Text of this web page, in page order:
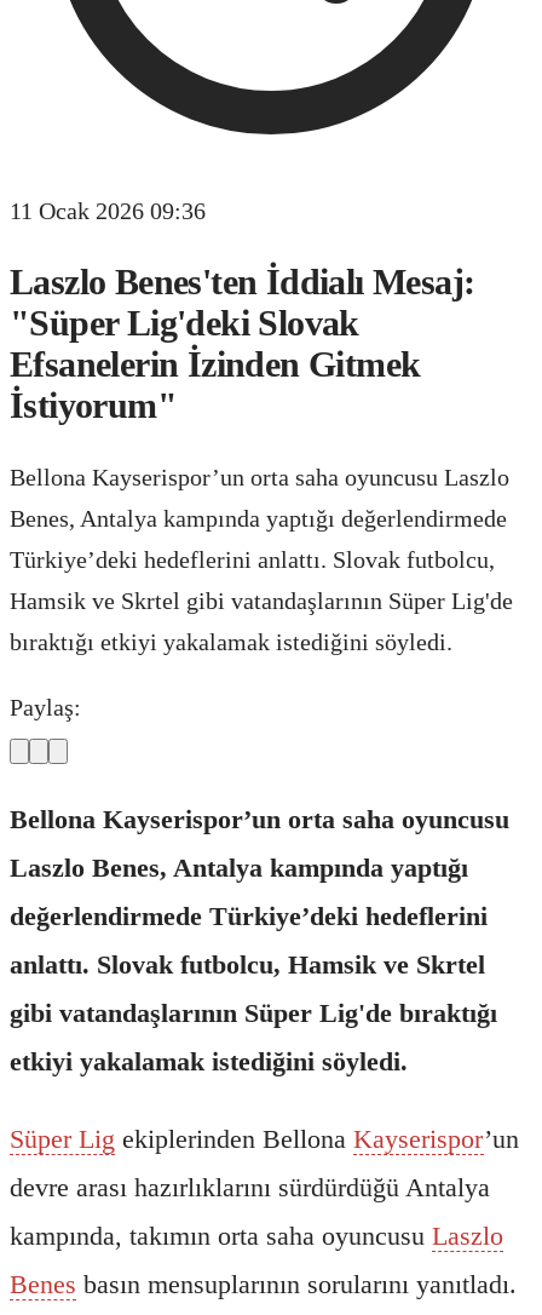
11 Ocak 2026 09:36
Laszlo Benes'ten İddialı Mesaj:
"Süper Lig'deki Slovak
Efsanelerin İzinden Gitmek
İstiyorum"
Bellona Kayserispor’un orta saha oyuncusu Laszlo
Benes, Antalya kampında yaptığı değerlendirmede
Türkiye’deki hedeflerini anlattı. Slovak futbolcu,
Hamsik ve Skrtel gibi vatandaşlarının Süper Lig'de
bıraktığı etkiyi yakalamak istediğini söyledi.
Paylaş:
Bellona Kayserispor’un orta saha oyuncusu
Laszlo Benes, Antalya kampında yaptığı
değerlendirmede Türkiye’deki hedeflerini
anlattı. Slovak futbolcu, Hamsik ve Skrtel
gibi vatandaşlarının Süper Lig'de bıraktığı
etkiyi yakalamak istediğini söyledi.
Süper Lig ekiplerinden Bellona Kayserispor’un
devre arası hazırlıklarını sürdürdüğü Antalya
kampında, takımın orta saha oyuncusu Laszlo
Benes basın mensuplarının sorularını yanıtladı.